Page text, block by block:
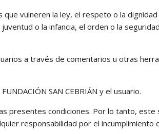
vulneren la ley, el respeto o la dignidad
o la infancia, el orden o la
a través de comentarios u otras
SAN CEBRIÁN y el usuario.
presentes condiciones. Por lo tanto, este
responsabilidad por el incumplimiento